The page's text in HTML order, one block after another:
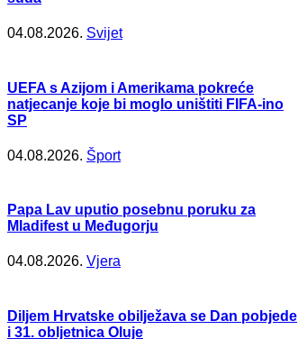
04.08.2026. Svijet
UEFA s Azijom i Amerikama pokreće
natjecanje koje bi moglo uništiti FIFA-ino
SP
04.08.2026. Šport
Papa Lav uputio posebnu poruku za
Mladifest u Međugorju
04.08.2026. Vjera
Diljem Hrvatske obilježava se Dan pobjede
i 31. obljetnica Oluje